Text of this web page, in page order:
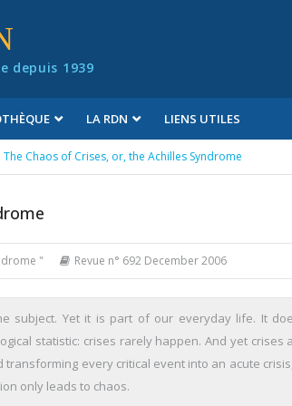
depuis 1939
LA RDN LIENS UTILES
The Chaos of Crises, or, the Achilles Syndrome
" Revue n° 692 December 2006
subject. Yet it is part of our everyday life. It
statistic: crises rarely happen. And yet crises
every critical event into an acute
only leads to chaos.